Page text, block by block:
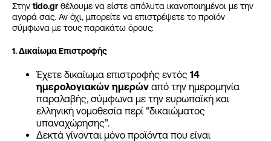
Στην tido.gr θέλουμε να είστε απόλυτα ικανοποιημένοι με την
αγορά σας. Αν όχι, μπορείτε να επιστρέψετε το προϊόν
σύμφωνα με τους παρακάτω όρους:
1. Δικαίωμα Επιστροφής
Έχετε δικαίωμα επιστροφής εντός 14
ημερολογιακών ημερών από την ημερομηνία
παραλαβής, σύμφωνα με την ευρωπαϊκή και
ελληνική νομοθεσία περί “δικαιώματος
υπαναχώρησης”.
Δεκτά γίνονται μόνο προϊόντα που είναι